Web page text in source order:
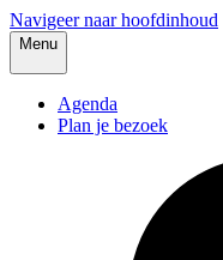
Navigeer naar hoofdinhoud
Menu
Agenda
Plan je bezoek